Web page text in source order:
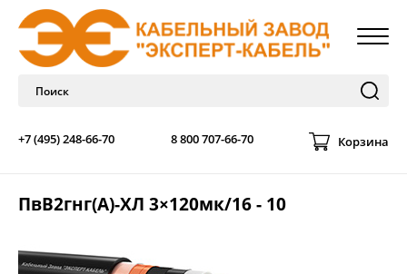
+7 (495) 248-66-70 8 800 707-66-70 Корзина
ПвВ2гнг(А)-ХЛ 3×120мк/16 - 10